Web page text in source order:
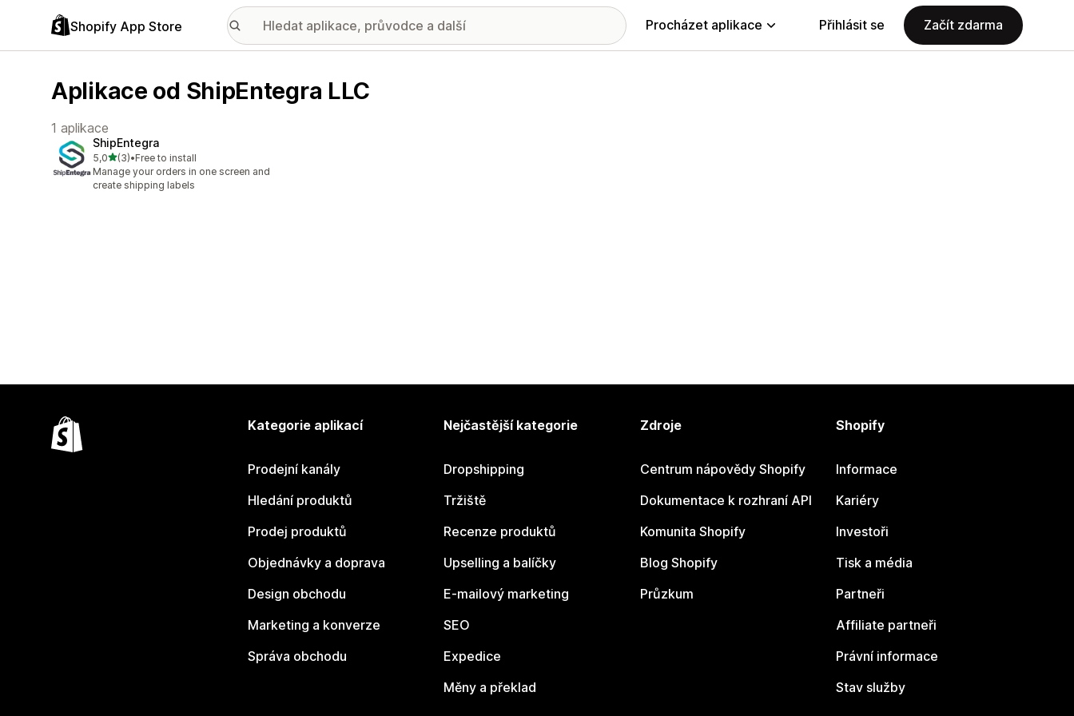
Shopify App Store Procházet aplikace Přihlásit se Začít zdarma
Aplikace od ShipEntegra LLC
1 aplikace
ShipEntegra
5,0z 5 hvězd
(3)
Celkový počet recenzí: 3
•Free to install
Manage your orders in one screen and
create shipping labels
Kategorie aplikací
Prodejní kanály
Hledání produktů
Prodej produktů
Objednávky a doprava
Design obchodu
Marketing a konverze
Správa obchodu
Nejčastější kategorie
Dropshipping
Tržiště
Recenze produktů
Upselling a balíčky
E-mailový marketing
SEO
Expedice
Měny a překlad
Zdroje
Centrum nápovědy Shopify
Dokumentace k rozhraní API
Komunita Shopify
Blog Shopify
Průzkum
Shopify
Informace
Kariéry
Investoři
Tisk a média
Partneři
Affiliate partneři
Právní informace
Stav služby